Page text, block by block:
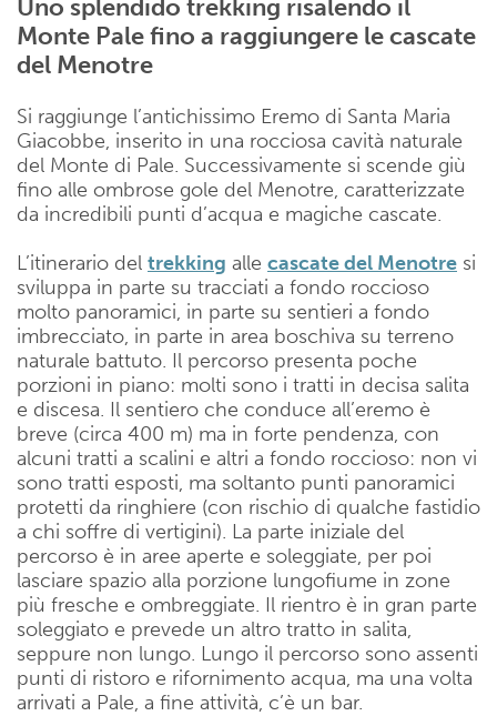
Uno splendido trekking risalendo il
Monte Pale fino a raggiungere le cascate
del Menotre
Si raggiunge l’antichissimo Eremo di Santa Maria
Giacobbe, inserito in una rocciosa cavità naturale
del Monte di Pale. Successivamente si scende giù
fino alle ombrose gole del Menotre, caratterizzate
da incredibili punti d’acqua e magiche cascate.
L’itinerario del trekking alle cascate del Menotre si
sviluppa in parte su tracciati a fondo roccioso
molto panoramici, in parte su sentieri a fondo
imbrecciato, in parte in area boschiva su terreno
naturale battuto. Il percorso presenta poche
porzioni in piano: molti sono i tratti in decisa salita
e discesa. Il sentiero che conduce all’eremo è
breve (circa 400 m) ma in forte pendenza, con
alcuni tratti a scalini e altri a fondo roccioso: non vi
sono tratti esposti, ma soltanto punti panoramici
protetti da ringhiere (con rischio di qualche fastidio
a chi soffre di vertigini). La parte iniziale del
percorso è in aree aperte e soleggiate, per poi
lasciare spazio alla porzione lungofiume in zone
più fresche e ombreggiate. Il rientro è in gran parte
soleggiato e prevede un altro tratto in salita,
seppure non lungo. Lungo il percorso sono assenti
punti di ristoro e rifornimento acqua, ma una volta
arrivati a Pale, a fine attività, c’è un bar.